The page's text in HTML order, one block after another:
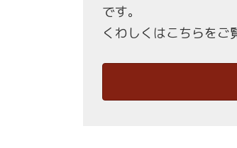
です。
くわしくはこちらをご